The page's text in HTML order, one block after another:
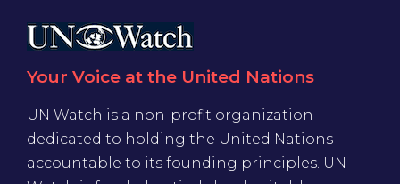
Your Voice at the United Nations
UN Watch is a non-profit organization
dedicated to holding the United Nations
accountable to its founding principles. UN